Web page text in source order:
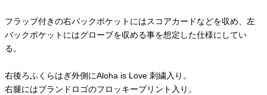
フラップ付きの右バックポケットにはスコアカードなどを収め、左
バックポケットにはグローブを収める事を想定した仕様にしてい
る。
右後ろふくらはぎ外側にAloha is Love 刺繍入り。
右腿にはブランドロゴのフロッキープリント入り。